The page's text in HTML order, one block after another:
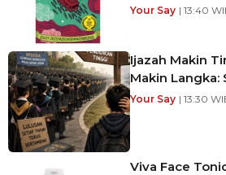
Your Say | 13:40
Ijazah Makin
Makin Langka:
Your Say | 13:30
Viva Face